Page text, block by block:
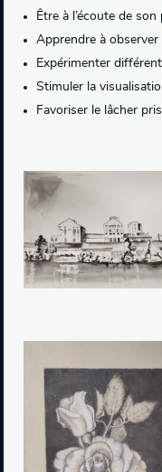
Être à l’écoute de
Apprendre à observer
Expérimenter
Stimuler la
Favoriser le lâcher